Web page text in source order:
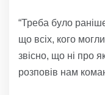
“Треба було
що всіх, кого
звісно, що ні про
розповів нам